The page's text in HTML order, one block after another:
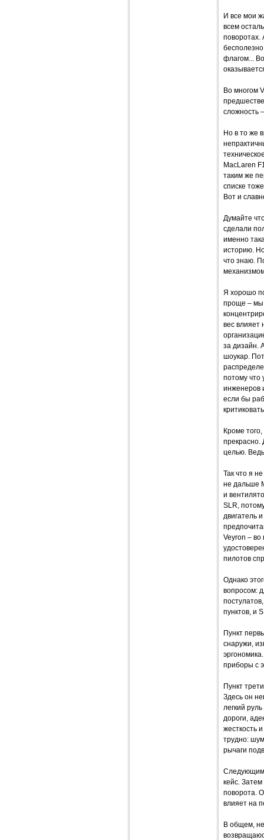
И все мои
всем
поворотах.
флагом...
Во многом
сложность
Но в то же
MacLaren
таким же
списке
Вот и
Думайте
сделали
именно
историю.
что знаю.
Я хорошо
проще – мы
вес влияет
за дизайн.
шоукар.
потому что
инженеров
если бы
Кроме
прекрасно.
целью.
Так что я
не дальше
и
SLR,
двигатель
Veyron – во
пилотов
Однако
вопросом:
пунктов, и
Пункт
снаружи,
приборы с
Пункт
Здесь он
легкий
дороги,
жесткость
трудно:
рычаги
Следующим
кейс.
поворота.
влияет на
В общем,